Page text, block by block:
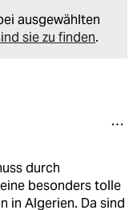
ausgewählten
sie zu finden.
durch
besonders tolle
in Algerien. Da sind